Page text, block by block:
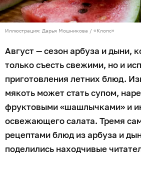
Иллюстрация: Дарья Мошникова / «Клопс»
Август — сезон арбуза и дыни,
только съесть свежими, но и
приготовления летних блюд.
мякоть может стать супом,
фруктовыми «шашлычками» и
освежающего салата. Тремя
рецептами блюд из арбуза и
поделились находчивые